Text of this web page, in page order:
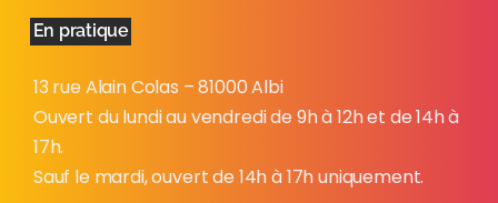
En pratique
13 rue Alain Colas – 81000 Albi
Ouvert du lundi au vendredi de 9h à 12h et de 14h à
17h.
Sauf le mardi, ouvert de 14h à 17h uniquement.